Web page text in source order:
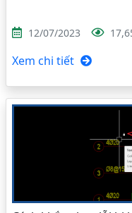
12/07/2023
Xem chi tiết